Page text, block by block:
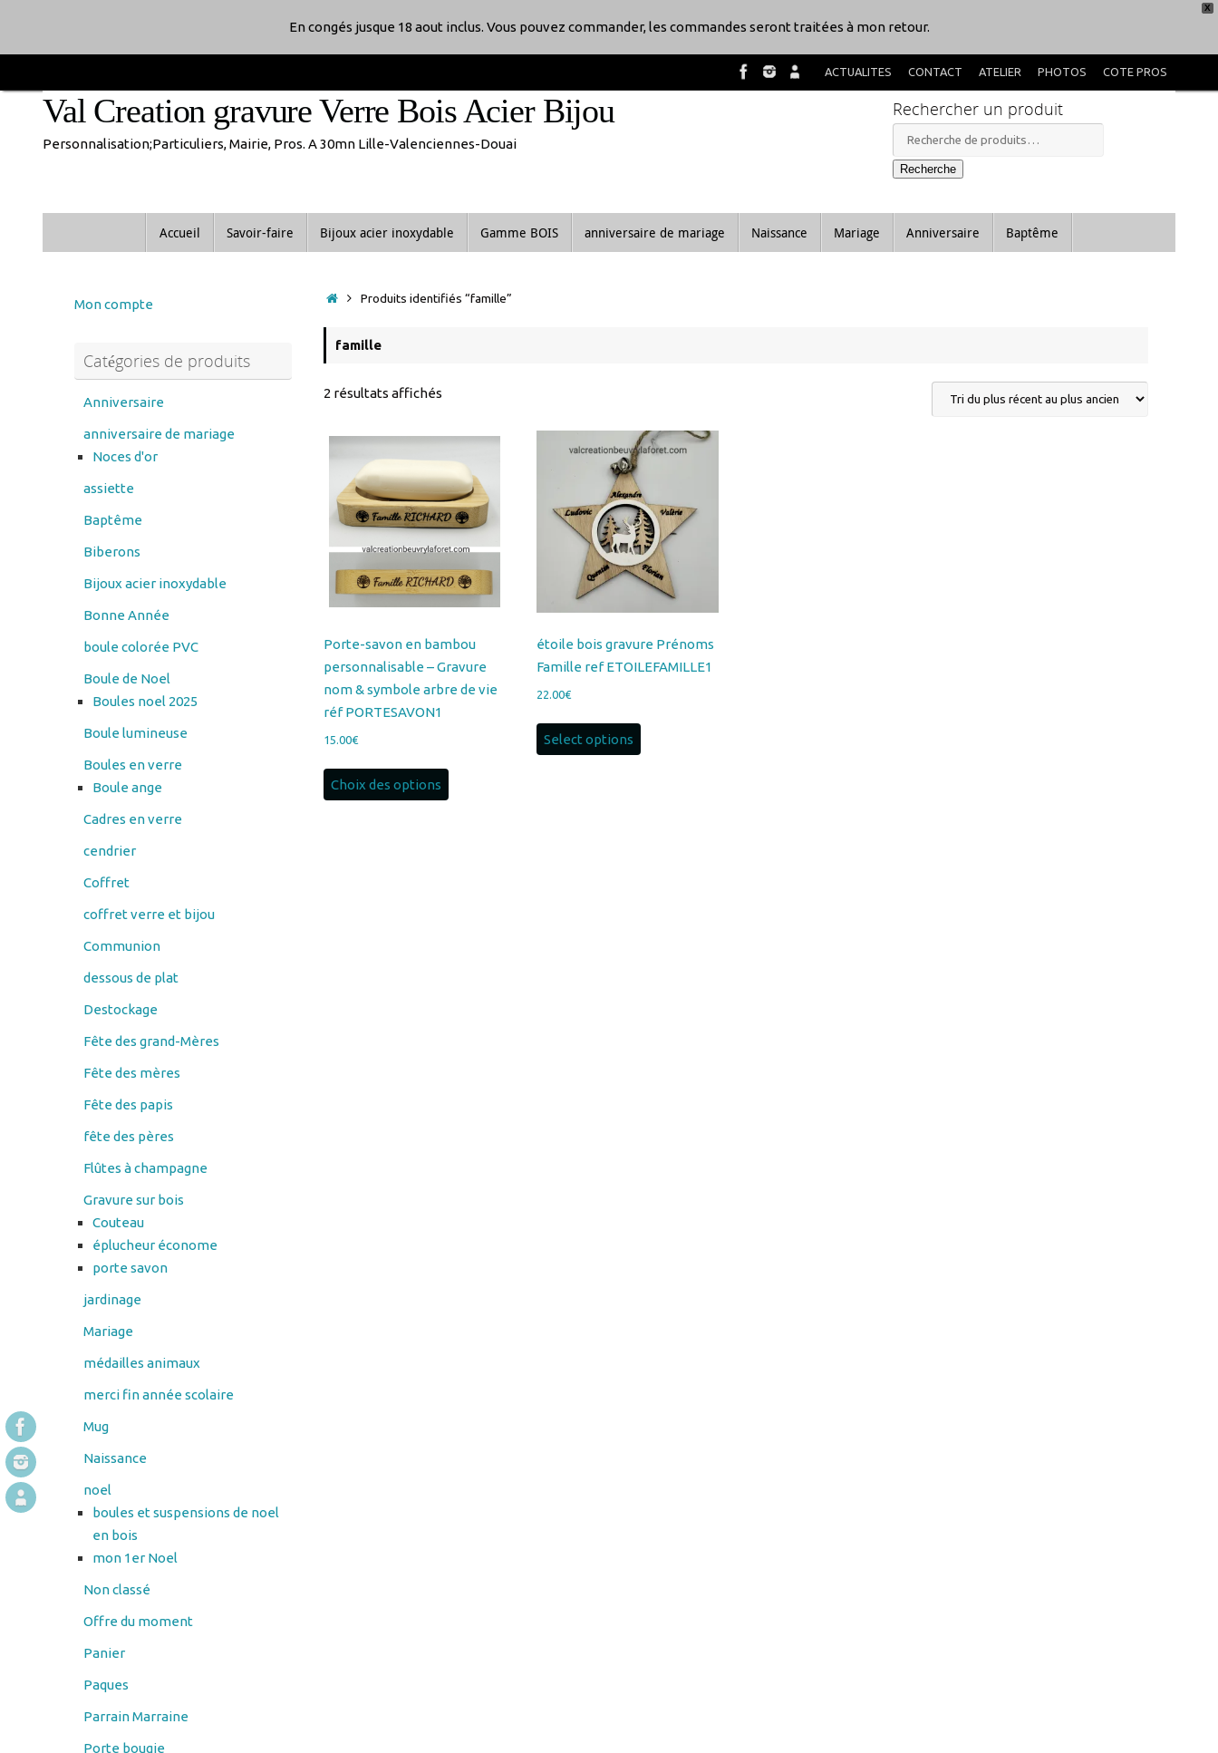
X
En congés jusque 18 aout inclus. Vous pouvez commander, les commandes seront traitées à mon retour.
au
contenu
ACTUALITES CONTACT ATELIER PHOTOS COTE PROS
Val Creation gravure Verre Bois Acier Bijou
Personnalisation;Particuliers, Mairie, Pros. A 30mn Lille-Valenciennes-Douai
Rechercher un produit
Recherche
pour :
Recherche
Accueil Savoir-faire Bijoux acier inoxydable Gamme BOIS anniversaire de mariage Naissance Mariage Anniversaire Baptême
AccueilProduits identifiés “famille”
famille
2 résultats affichés
plus
récent
au
plus
ancien
Porte-savon en bambou
personnalisable – Gravure
nom & symbole arbre de vie
réf PORTESAVON1
15.00€
Choix des options
étoile bois gravure Prénoms
Famille ref ETOILEFAMILLE1
22.00€
Select options
Mon compte
Catégories de produits
Anniversaire
anniversaire de mariage
Noces d'or
assiette
Baptême
Biberons
Bijoux acier inoxydable
Bonne Année
boule colorée PVC
Boule de Noel
Boules noel 2025
Boule lumineuse
Boules en verre
Boule ange
Cadres en verre
cendrier
Coffret
coffret verre et bijou
Communion
dessous de plat
Destockage
Fête des grand-Mères
Fête des mères
Fête des papis
fête des pères
Flûtes à champagne
Gravure sur bois
Couteau
éplucheur économe
porte savon
jardinage
Mariage
médailles animaux
merci fin année scolaire
Mug
Naissance
noel
boules et suspensions de noel
en bois
mon 1er Noel
Non classé
Offre du moment
Panier
Paques
Parrain Marraine
Porte bougie